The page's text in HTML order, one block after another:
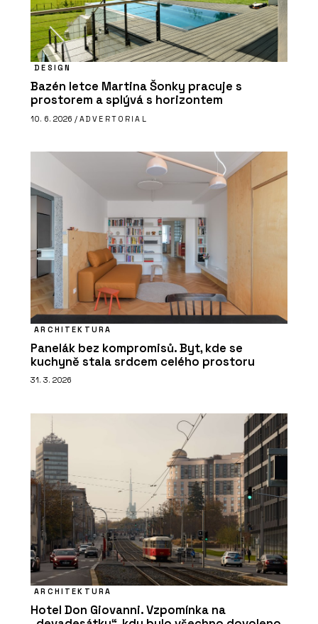
DESIGN
Bazén letce Martina Šonky pracuje s
prostorem a splývá s horizontem
10. 6. 2026 / ADVERTORIAL
ARCHITEKTURA
Panelák bez kompromisů. Byt, kde se
kuchyně stala srdcem celého prostoru
31. 3. 2026
ARCHITEKTURA
Hotel Don Giovanni. Vzpomínka na